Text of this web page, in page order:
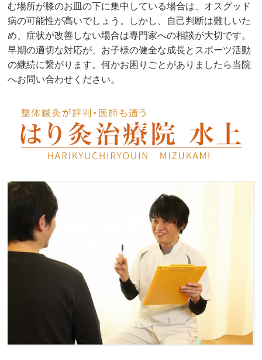
む場所が膝のお皿の下に集中している場合は、オスグッド
病の可能性が高いでしょう。しかし、自己判断は難しいた
め、症状が改善しない場合は専門家への相談が大切です。
早期の適切な対応が、お子様の健全な成長とスポーツ活動
の継続に繋がります。何かお困りごとがありましたら当院
へお問い合わせください。